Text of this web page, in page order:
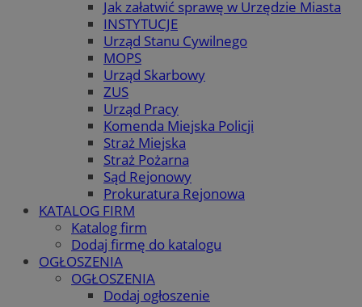
Jak załatwić sprawę w Urzędzie Miasta
INSTYTUCJE
Urząd Stanu Cywilnego
MOPS
Urząd Skarbowy
ZUS
Urząd Pracy
Komenda Miejska Policji
Straż Miejska
Straż Pożarna
Sąd Rejonowy
Prokuratura Rejonowa
KATALOG FIRM
Katalog firm
Dodaj firmę do katalogu
OGŁOSZENIA
OGŁOSZENIA
Dodaj ogłoszenie